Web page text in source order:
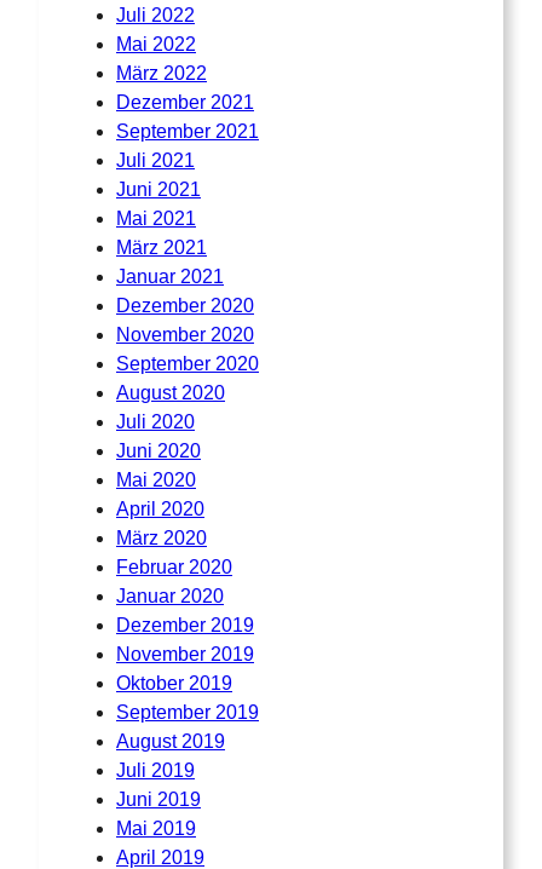
Juli 2022
Mai 2022
März 2022
Dezember 2021
September 2021
Juli 2021
Juni 2021
Mai 2021
März 2021
Januar 2021
Dezember 2020
November 2020
September 2020
August 2020
Juli 2020
Juni 2020
Mai 2020
April 2020
März 2020
Februar 2020
Januar 2020
Dezember 2019
November 2019
Oktober 2019
September 2019
August 2019
Juli 2019
Juni 2019
Mai 2019
April 2019